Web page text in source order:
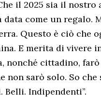
il 2025 sia il nostro
data come un regalo.
Questo è ciò che
E merita di vivere
nonché cittadino,
non sarò solo. So
Belli. Indipendenti”.